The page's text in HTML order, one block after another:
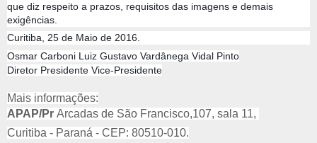
que diz respeito a prazos, requisitos das imagens e demais
exigências.
Curitiba, 25 de Maio de 2016.
Osmar Carboni Luiz Gustavo Vardânega Vidal Pinto
Diretor Presidente Vice-Presidente
Mais informações:
APAP/Pr Arcadas de São Francisco,107, sala 11,
Curitiba - Paraná - CEP: 80510-010.